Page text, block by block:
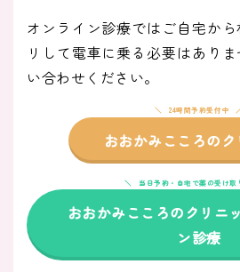
オンライン診療ではご自宅か
リして電車に乗る必要はあり
い合わせください。
24時間予約受付中
おおかみこころのク
当日予約・自宅で薬の受け取
おおかみこころのクリニ
ン診療